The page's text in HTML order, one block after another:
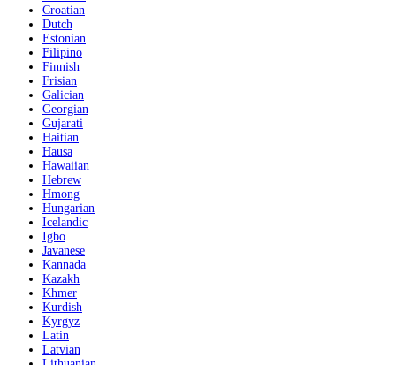
Croatian
Dutch
Estonian
Filipino
Finnish
Frisian
Galician
Georgian
Gujarati
Haitian
Hausa
Hawaiian
Hebrew
Hmong
Hungarian
Icelandic
Igbo
Javanese
Kannada
Kazakh
Khmer
Kurdish
Kyrgyz
Latin
Latvian